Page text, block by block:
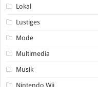
Lokal
Lustiges
Mode
Multimedia
Musik
Nintendo Wii